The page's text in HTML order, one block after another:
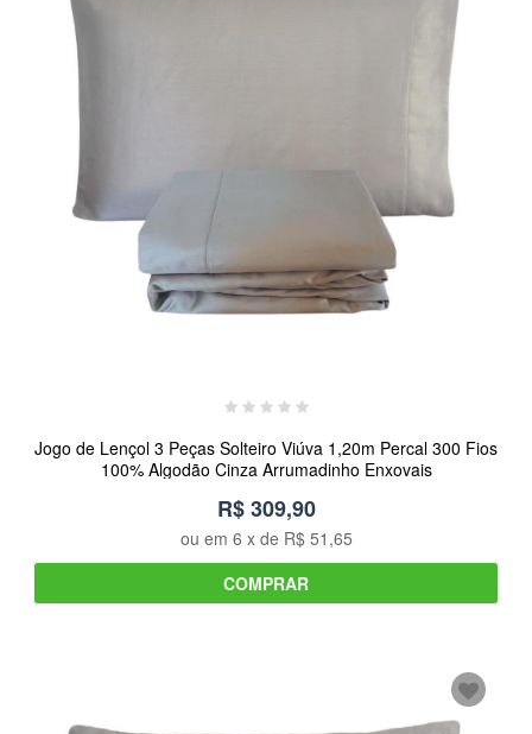
Jogo de Lençol 3 Peças Solteiro Viúva 1,20m Percal 300 Fios
100% Algodão Cinza Arrumadinho Enxovais
R$ 309,90
ou em 6 x de R$ 51,65
COMPRAR